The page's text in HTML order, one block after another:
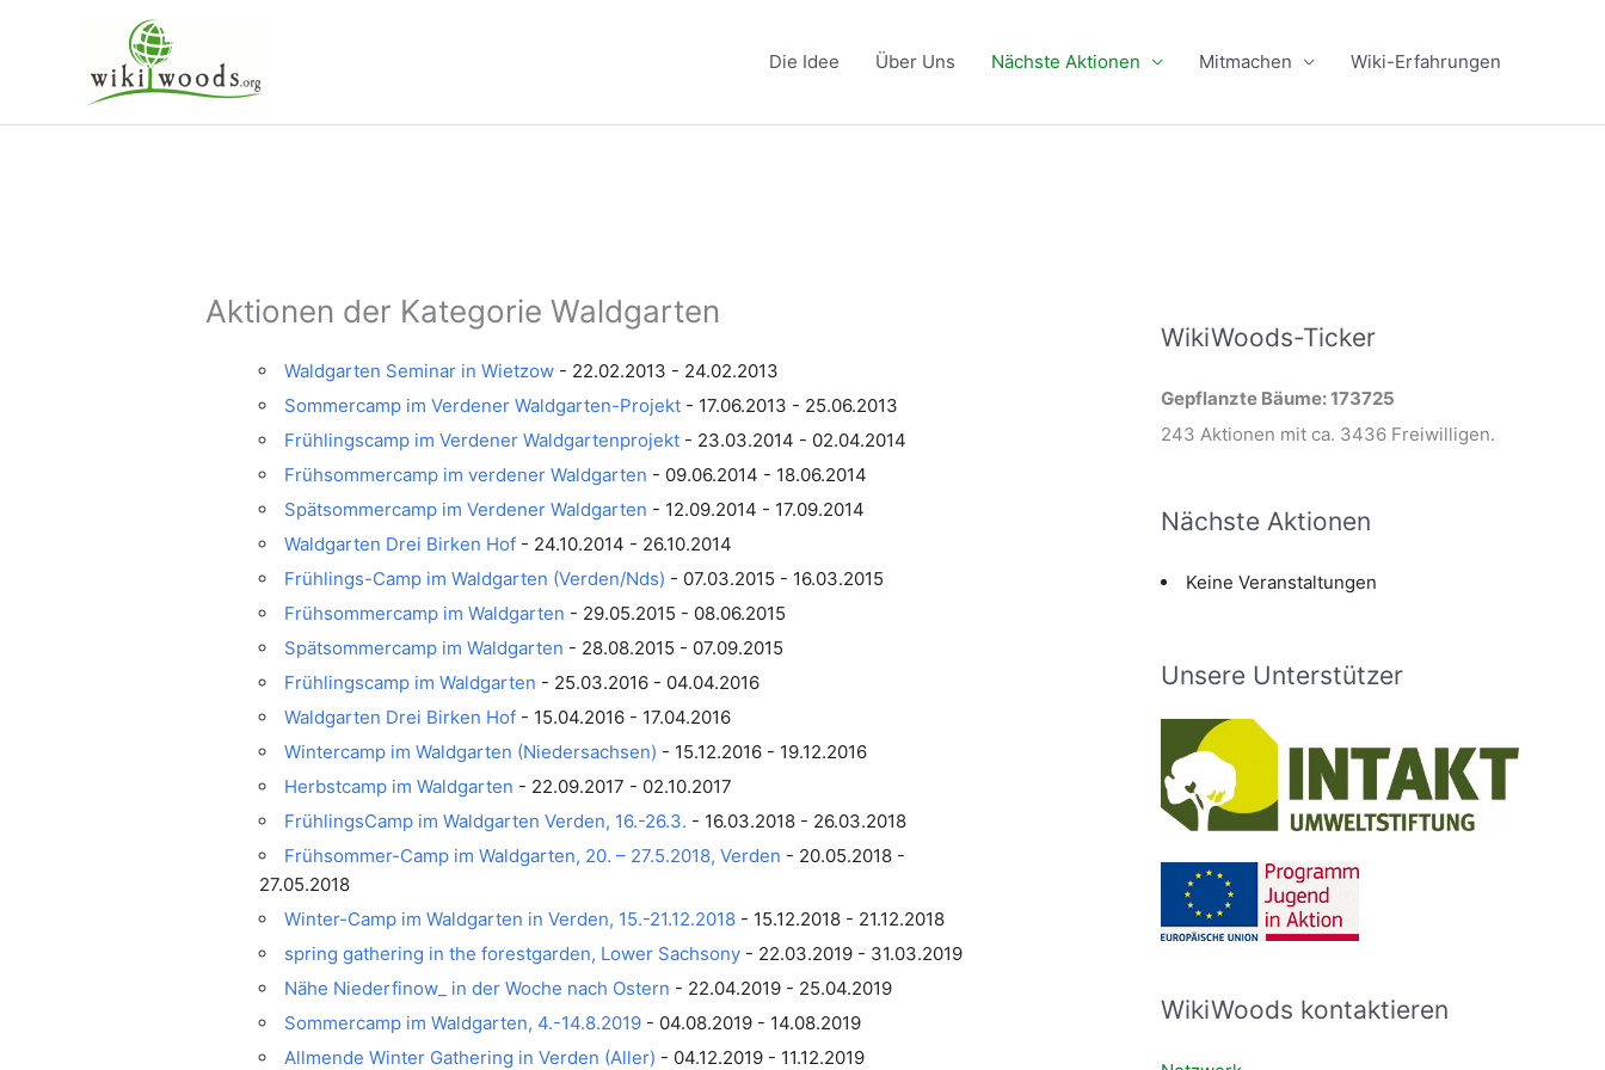
Die Idee Über Uns Nächste Aktionen Mitmachen Wiki-Erfahrungen
Aktionen der Kategorie Waldgarten
Waldgarten Seminar in Wietzow - 22.02.2013 - 24.02.2013
Sommercamp im Verdener Waldgarten-Projekt - 17.06.2013 - 25.06.2013
Frühlingscamp im Verdener Waldgartenprojekt - 23.03.2014 - 02.04.2014
Frühsommercamp im verdener Waldgarten - 09.06.2014 - 18.06.2014
Spätsommercamp im Verdener Waldgarten - 12.09.2014 - 17.09.2014
Waldgarten Drei Birken Hof - 24.10.2014 - 26.10.2014
Frühlings-Camp im Waldgarten (Verden/Nds) - 07.03.2015 - 16.03.2015
Frühsommercamp im Waldgarten - 29.05.2015 - 08.06.2015
Spätsommercamp im Waldgarten - 28.08.2015 - 07.09.2015
Frühlingscamp im Waldgarten - 25.03.2016 - 04.04.2016
Waldgarten Drei Birken Hof - 15.04.2016 - 17.04.2016
Wintercamp im Waldgarten (Niedersachsen) - 15.12.2016 - 19.12.2016
Herbstcamp im Waldgarten - 22.09.2017 - 02.10.2017
FrühlingsCamp im Waldgarten Verden, 16.-26.3. - 16.03.2018 - 26.03.2018
Frühsommer-Camp im Waldgarten, 20. – 27.5.2018, Verden - 20.05.2018 -
27.05.2018
Winter-Camp im Waldgarten in Verden, 15.-21.12.2018 - 15.12.2018 - 21.12.2018
spring gathering in the forestgarden, Lower Sachsony - 22.03.2019 - 31.03.2019
Nähe Niederfinow_ in der Woche nach Ostern - 22.04.2019 - 25.04.2019
Sommercamp im Waldgarten, 4.-14.8.2019 - 04.08.2019 - 14.08.2019
Allmende Winter Gathering in Verden (Aller) - 04.12.2019 - 11.12.2019
WikiWoods-Ticker
Gepflanzte Bäume: 173725
243 Aktionen mit ca. 3436 Freiwilligen.
Nächste Aktionen
Keine Veranstaltungen
Unsere Unterstützer
WikiWoods kontaktieren